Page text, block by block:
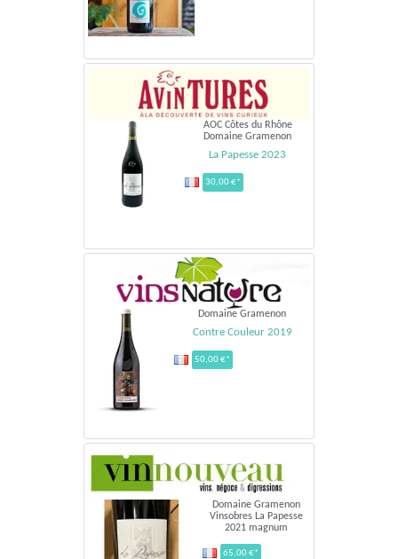
AOC Côtes du Rhône
Domaine Gramenon
La Papesse 2023
30,00 €*
Domaine Gramenon
Contre Couleur 2019
50,00 €*
Domaine Gramenon
Vinsobres La Papesse
2021 magnum
65,00 €*